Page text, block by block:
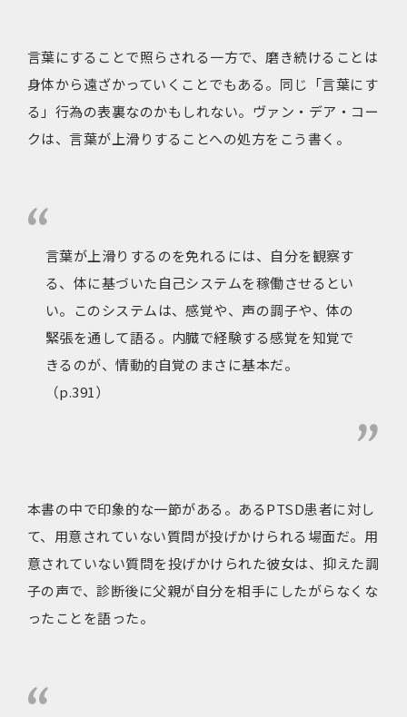
言葉にすることで照らされる一方で、磨き続けることは
身体から遠ざかっていくことでもある。同じ「言葉にす
る」行為の表裏なのかもしれない。ヴァン・デア・コー
クは、言葉が上滑りすることへの処方をこう書く。
言葉が上滑りするのを免れるには、自分を観察す
る、体に基づいた自己システムを稼働させるとい
い。このシステムは、感覚や、声の調子や、体の
緊張を通して語る。内臓で経験する感覚を知覚で
きるのが、情動的自覚のまさに基本だ。
（p.391）
本書の中で印象的な一節がある。あるPTSD患者に対し
て、用意されていない質問が投げかけられる場面だ。用
意されていない質問を投げかけられた彼女は、抑えた調
子の声で、診断後に父親が自分を相手にしたがらなくな
ったことを語った。